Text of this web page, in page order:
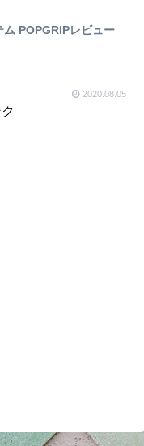
POPGRIPレビュー
2020.08.05